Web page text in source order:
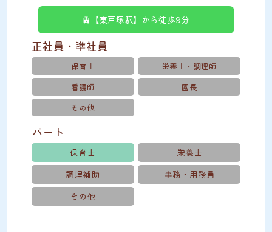
🚊【東戸塚駅】から徒歩9分
正社員・準社員
保育士
栄養士・調理師
看護師
園長
その他
パート
保育士
栄養士
調理補助
事務・用務員
その他